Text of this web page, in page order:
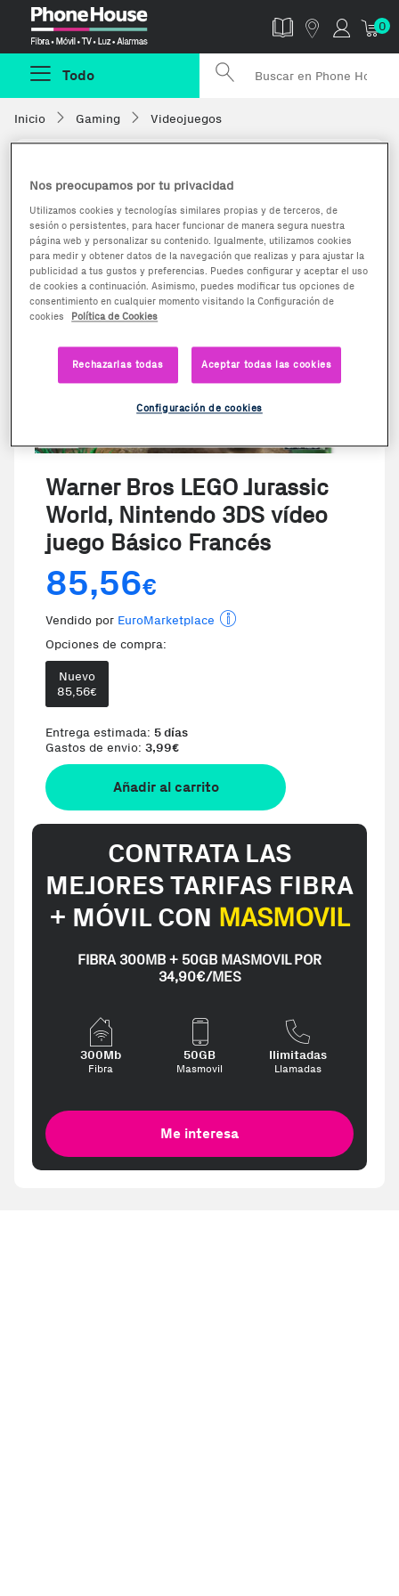
0
Todo
Inicio Gaming Videojuegos
Warner Bros LEGO Jurassic
World, Nintendo 3DS vídeo
juego Básico Francés
85,56€
Vendido por EuroMarketplace
Opciones de compra:
Nuevo
85,56€
Entrega estimada: 5 días
Gastos de envio: 3,99€
Añadir al carrito
CONTRATA LAS
MEJORES TARIFAS FIBRA
+ MÓVIL CON MASMOVIL
FIBRA 300MB + 50GB MASMOVIL POR
34,90€/MES
300Mb
Fibra
50GB
Masmovil
Ilimitadas
Llamadas
Me interesa
Nos preocupamos por tu privacidad
Utilizamos cookies y tecnologías similares propias y de terceros, de
sesión o persistentes, para hacer funcionar de manera segura nuestra
página web y personalizar su contenido. Igualmente, utilizamos cookies
para medir y obtener datos de la navegación que realizas y para ajustar la
publicidad a tus gustos y preferencias. Puedes configurar y aceptar el uso
de cookies a continuación. Asimismo, puedes modificar tus opciones de
consentimiento en cualquier momento visitando la Configuración de
cookies
Política de Cookies
Rechazarlas todas Aceptar todas las cookies
Configuración de cookies